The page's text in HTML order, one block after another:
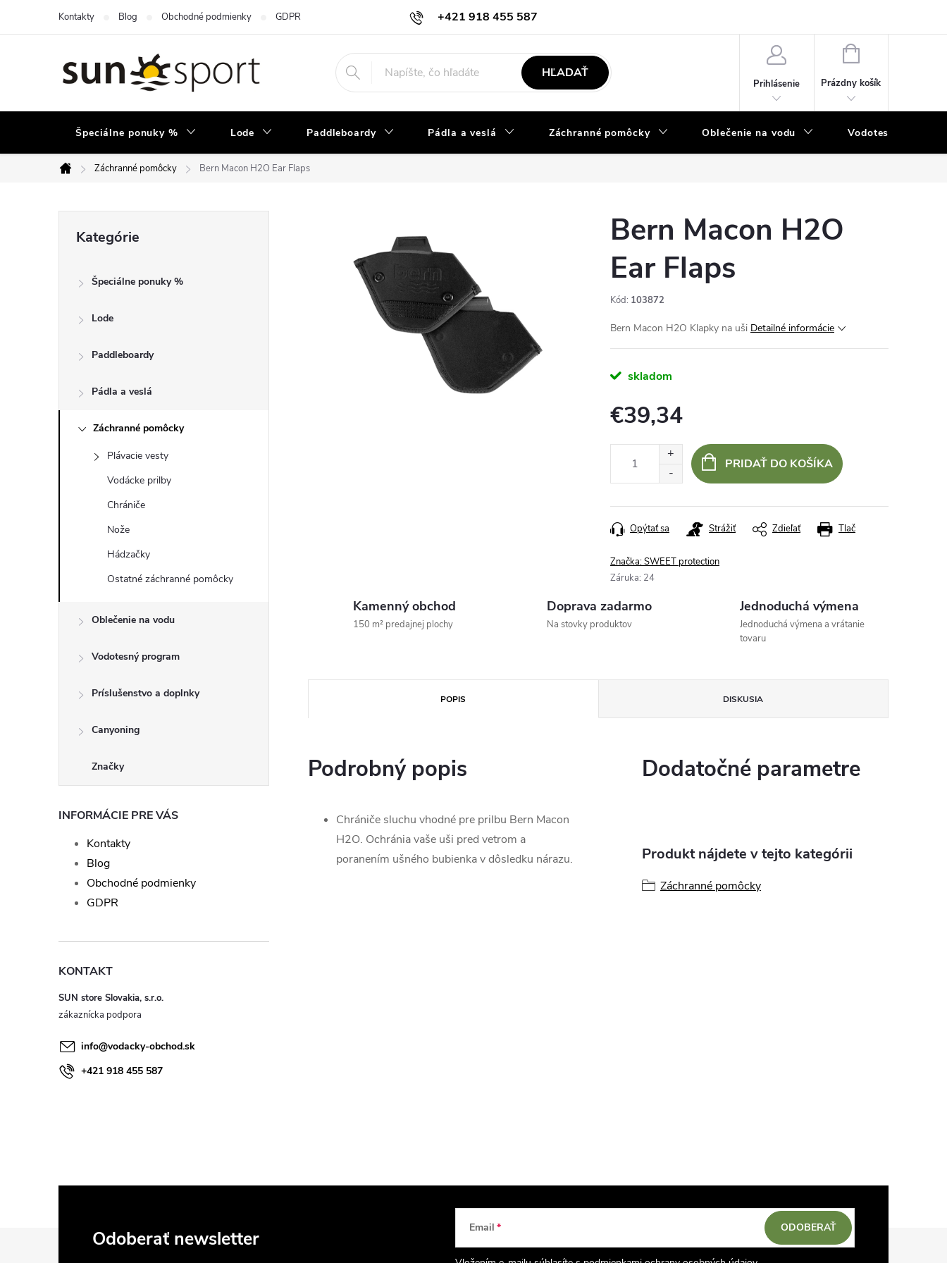
+421 918 455 587
info@vodacky-obchod.sk
Kontakty Blog Obchodné podmienky GDPR
HĽADAŤ
Prihlásenie
NÁKUPNÝ
Prázdny košík
Špeciálne ponuky % Lode Paddleboardy Pádla a veslá Záchranné pomôcky Oblečenie na vodu Vodotesný program
Domov
Záchranné pomôcky Bern Macon H2O Ear Flaps
p
kategórie
Kategórie
Špeciálne ponuky %
Lode
Paddleboardy
Pádla a veslá
Záchranné pomôcky
Plávacie vesty
Vodácke prilby
Chrániče
Nože
Hádzačky
Ostatné záchranné pomôcky
Oblečenie na vodu
Vodotesný program
Príslušenstvo a doplnky
Canyoning
Značky
INFORMÁCIE PRE VÁS
Kontakty
Blog
Obchodné podmienky
GDPR
KONTAKT
SUN store Slovakia, s.r.o.
info@vodacky-obchod.sk
+421 918 455 587
Bern Macon H2O
Ear Flaps
Kód: 103872
Bern Macon H2O Klapky na uši Detailné informácie
skladom
€39,34
PRIDAŤ DO KOŠÍKA
Tlač
Opýtať sa Strážiť Zdieľať
Značka:SWEET protection
Záruka: 24
Kamenný obchod
150 m² predajnej plochy
Doprava zadarmo
Na stovky produktov
Jednoduchá výmena
Jednoduchá výmena a vrátanie
tovaru
POPIS DISKUSIA
Podrobný popis
Chrániče sluchu vhodné pre prilbu Bern Macon
H2O. Ochránia vaše uši pred vetrom a
poranením ušného bubienka v dôsledku nárazu.
Dodatočné parametre
Produkt nájdete v tejto kategórii
Záchranné pomôcky
Odoberať newsletter Email ODOBERAŤ